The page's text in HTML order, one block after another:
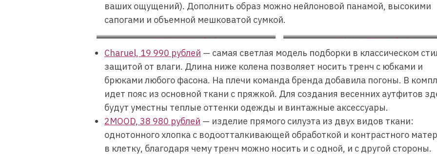
ваших ощущений). Дополнить образ можно нейлоновой панамой, высокими
сапогами и объемной мешковатой сумкой.
EMKA, 35 990 рублей Daisyknit, 27 890 рублей
Charuel, 19 990 рублей — самая светлая модель подборки в классическом
защитой от влаги. Длина ниже колена позволяет носить тренч с юбками и
брюками любого фасона. На плечи команда бренда добавила погоны. В
идет пояс из основной ткани с пряжкой. Для создания весенних аутфитов
будут уместны теплые оттенки одежды и винтажные аксессуары.
2MOOD, 38 980 рублей — изделие прямого силуэта из двух видов ткани:
однотонного хлопка с водоотталкивающей обработкой и контрастного
в клетку, благодаря чему тренч можно носить и с одной, и с другой стороны.